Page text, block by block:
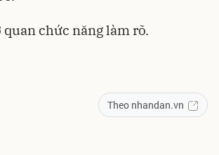
chức năng làm rõ.
Theo nhandan.vn